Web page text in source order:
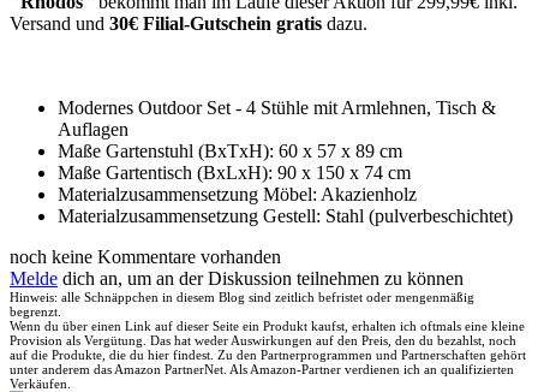
Versand und 30€ Filial-Gutschein gratis dazu.
Modernes Outdoor Set - 4 Stühle mit Armlehnen, Tisch &
Auflagen
Maße Gartenstuhl (BxTxH): 60 x 57 x 89 cm
Maße Gartentisch (BxLxH): 90 x 150 x 74 cm
Materialzusammensetzung Möbel: Akazienholz
Materialzusammensetzung Gestell: Stahl (pulverbeschichtet)
noch keine Kommentare vorhanden
Melde dich an, um an der Diskussion teilnehmen zu können
Hinweis: alle Schnäppchen in diesem Blog sind zeitlich befristet oder mengenmäßig
begrenzt.
Wenn du über einen Link auf dieser Seite ein Produkt kaufst, erhalten ich oftmals eine kleine
Provision als Vergütung. Das hat weder Auswirkungen auf den Preis, den du bezahlst, noch
auf die Produkte, die du hier findest. Zu den Partnerprogrammen und Partnerschaften gehört
unter anderem das Amazon PartnerNet. Als Amazon-Partner verdienen ich an qualifizierten
Verkäufen.